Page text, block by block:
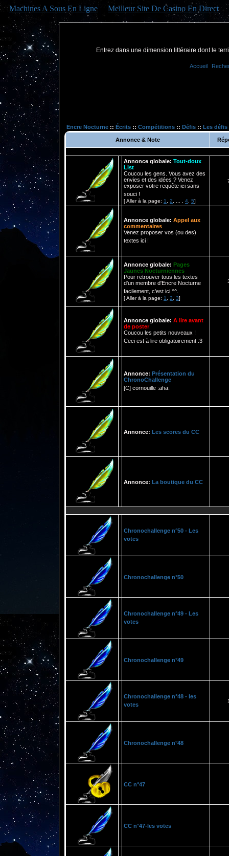
Machines A Sous En Ligne Meilleur Site De Casino En Direct
Entrez dans une dimension littéraire dont le
Accueil
Encre Nocturne :: Écrits :: Compétitions :: Défis :: Les défis
Annonce & Note
Annonce globale: Tout-doux
List
Coucou les gens. Vous avez des
envies et des idées ? Venez
exposer votre requête ici sans
souci !
[ Aller à la page: 1 2 4 5]
Annonce globale: Appel aux
commentaires
Venez proposer vos (ou des)
textes ici !
Annonce globale: Pages
Jaunes Nocturniennes
Pour retrouver tous les textes
d'un membre d'Encre Nocturne
facilement, c'est ici ^^.
[ Aller à la page: 1 2 3]
Annonce globale: A lire avant
de poster
Coucou les petits nouveaux !
Ceci est à lire obligatoirement :3
Annonce: Présentation du
ChronoChallenge
[C] cornouille :aha:
Annonce: Les scores du CC
Annonce: La boutique du CC
Chronochallenge n°50 - Les
votes
Chronochallenge n°50
Chronochallenge n°49 - Les
votes
Chronochallenge n°49
Chronochallenge n°48 - les
votes
Chronochallenge n°48
CC n°47
CC n°47-les votes